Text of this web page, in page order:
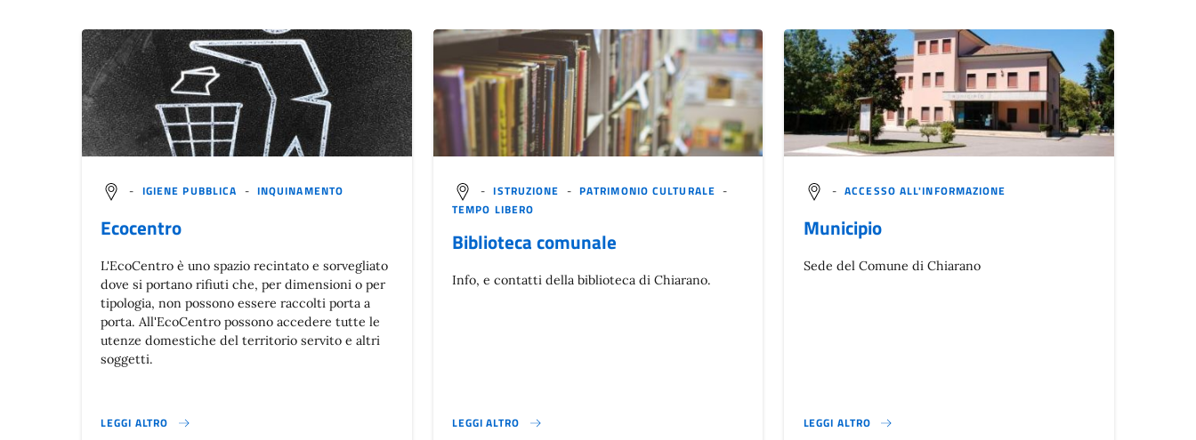
- IGIENE PUBBLICA - INQUINAMENTO
Ecocentro
L'EcoCentro è uno spazio recintato e sorvegliato
dove si portano rifiuti che, per dimensioni o per
tipologia, non possono essere raccolti porta a
porta. All'EcoCentro possono accedere tutte le
utenze domestiche del territorio servito e altri
soggetti.
LEGGI ALTRO
}
- ISTRUZIONE - PATRIMONIO CULTURALE -
TEMPO LIBERO
Biblioteca comunale
Info, e contatti della biblioteca di Chiarano.
LEGGI ALTRO
}
- ACCESSO ALL'INFORMAZIONE
Municipio
Sede del Comune di Chiarano
LEGGI ALTRO
}